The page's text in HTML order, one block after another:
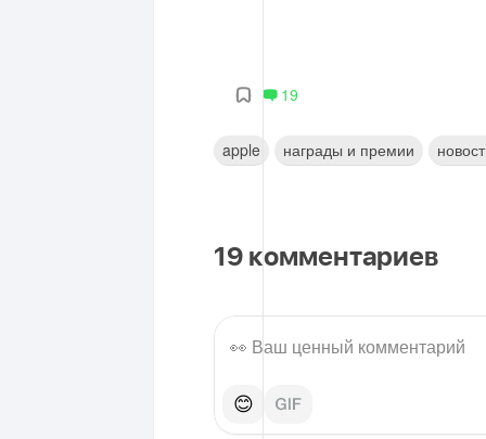
19
apple награды и премии
19 комментариев
😊